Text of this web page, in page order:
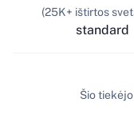
(25K+ ištirtos
standard
Šio